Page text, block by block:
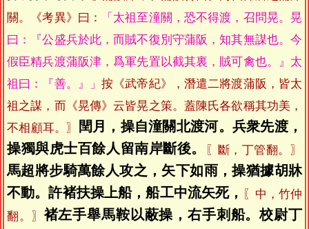
關。《考異》曰：
「太祖至潼關，恐不得渡，召問晃。晃
曰：『公盛兵於此，而賊不復別守蒲阪，知其無謀也。今
假臣精兵渡蒲阪津，爲軍先置以截其裏，賊可禽也。』太
祖曰：『善。』」 按《武帝紀》，潛遣二將渡蒲阪，皆太
祖之謀，而《晃傳》云皆晃之策。蓋陳氏各欲稱其功美，
不相顧耳。〗
閏月，操自潼關北渡河。兵衆先渡，
操獨與虎士百餘人留南岸斷後。
〖斷，丁管翻。〗
馬超將步騎萬餘人攻之，矢下如雨，操猶據胡牀
不動。許褚扶操上船，船工中流矢死，
〖中，竹仲
翻。〗褚左手舉馬鞍以蔽操，右手刺船。校尉丁